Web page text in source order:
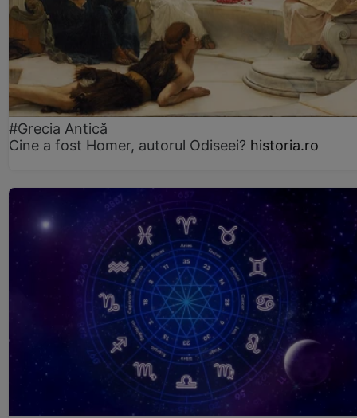
#Grecia Antică
Cine a fost Homer, autorul Odiseei? historia.ro